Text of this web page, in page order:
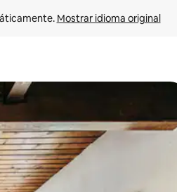
Mostrar idioma original